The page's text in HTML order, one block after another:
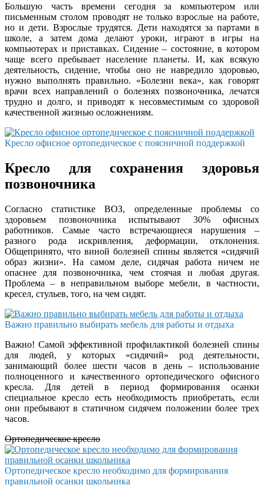
Большую часть времени сегодня за компьютером или
письменным столом проводят не только взрослые на работе,
но и дети. Взрослые трудятся. Дети находятся за партами в
школе, а затем дома делают уроки, играют в игры на
компьютерах и приставках. Сидение – состояние, в котором
чаще всего пребывает население планеты. И, как всякую
деятельность, сидение, чтобы оно не навредило здоровью,
нужно выполнять правильно. «Болезни века», как говорят
врачи всех направлений о болезнях позвоночника, лечатся
трудно и долго, и приводят к несовместимым со здоровой
качественной жизнью осложнениям.
Кресло офисное ортопедическое с поясничной поддержкой
Кресло для сохранения здоровья
позвоночника
Согласно статистике ВОЗ, определенные проблемы со
здоровьем позвоночника испытывают 30% офисных
работников. Самые часто встречающиеся нарушения –
разного рода искривления, деформации, отклонения.
Общепринято, что виной болезней спины является «сидячий
образ жизни». На самом деле, сидячая работа ничем не
опаснее для позвоночника, чем стоячая и любая другая.
Проблема – в неправильном выборе мебели, в частности,
кресел, стульев, того, на чем сидят.
Важно правильно выбирать мебель для работы и отдыха
Важно! Самой эффективной профилактикой болезней спины
для людей, у которых «сидячий» род деятельности,
занимающий более шести часов в день – использование
полноценного и качественного ортопедического офисного
кресла. Для детей в период формирования осанки
специальное кресло есть необходимость приобретать, если
они пребывают в статичном сидячем положении более трех
часов.
Ортопедическое кресло
Ортопедическое кресло необходимо для формирования
правильной осанки школьника